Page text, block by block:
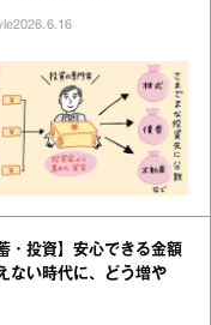
2026.6.16
・投資】安心できる金額
ない時代に、どう増や